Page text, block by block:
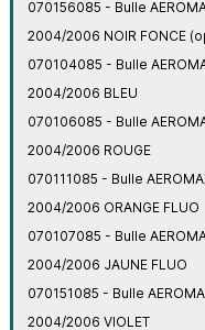
070156085 - Bulle
2004/2006 NOIR FONCE
070104085 - Bulle
2004/2006 BLEU
070106085 - Bulle
2004/2006 ROUGE
070111085 - Bulle
2004/2006 ORANGE FLUO
070107085 - Bulle
2004/2006 JAUNE FLUO
070151085 - Bulle
2004/2006 VIOLET